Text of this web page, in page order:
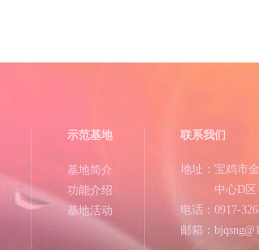
示范基地
基地简介
功能介绍
基地活动
联系我们
地址：宝鸡市
中心D区
电话：0917-
邮箱：